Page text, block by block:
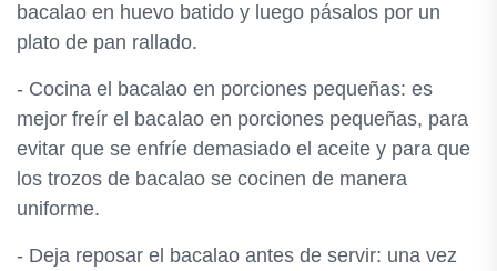
bacalao en huevo batido y luego pásalos por un
plato de pan rallado.
- Cocina el bacalao en porciones pequeñas: es
mejor freír el bacalao en porciones pequeñas, para
evitar que se enfríe demasiado el aceite y para que
los trozos de bacalao se cocinen de manera
uniforme.
- Deja reposar el bacalao antes de servir: una vez